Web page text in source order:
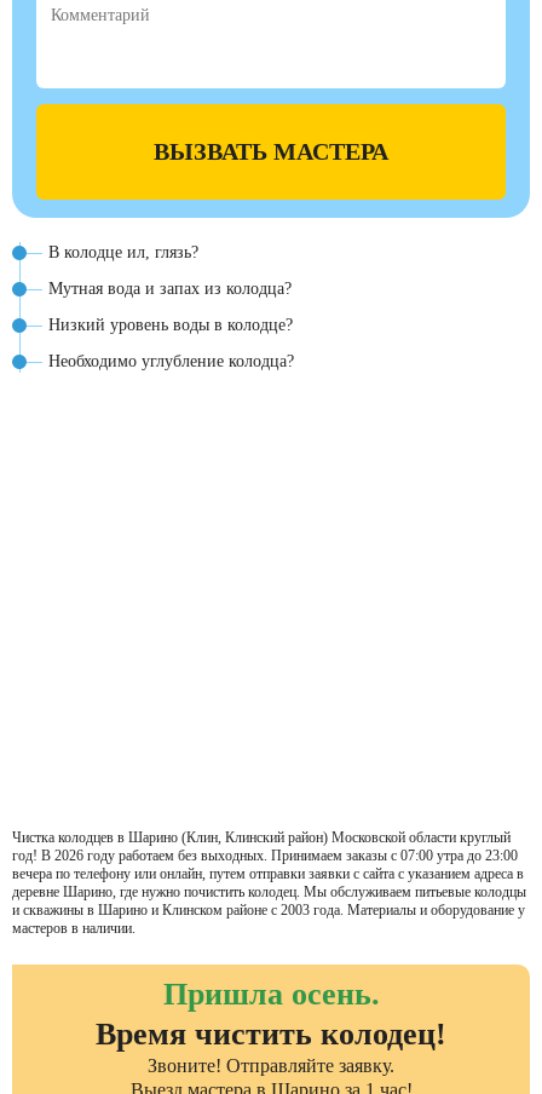
ВЫЗВАТЬ МАСТЕРА
В колодце ил, глязь?
Мутная вода и запах из колодца?
Низкий уровень воды в колодце?
Необходимо углубление колодца?
Чистка колодцев в Шарино (Клин, Клинский район) Московской области круглый
год! В 2026 году работаем без выходных. Принимаем заказы с 07:00 утра до 23:00
вечера по телефону или онлайн, путем отправки заявки с сайта с указанием адреса в
деревне Шарино, где нужно почистить колодец. Мы обслуживаем питьевые колодцы
и скважины в Шарино и Клинском районе с 2003 года. Материалы и оборудование у
мастеров в наличии.
Пришла осень.
Время чистить колодец!
Звоните! Отправляйте заявку.
Выезд мастера в Шарино за 1 час!